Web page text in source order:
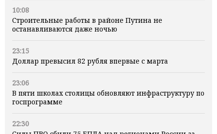
10:08
Строительные работы в районе Путина не
останавливаются даже ночью
23:15
Доллар превысил 82 рубля впервые с марта
23:06
В пяти школах столицы обновляют инфраструктуру по
госпрограмме
22:30